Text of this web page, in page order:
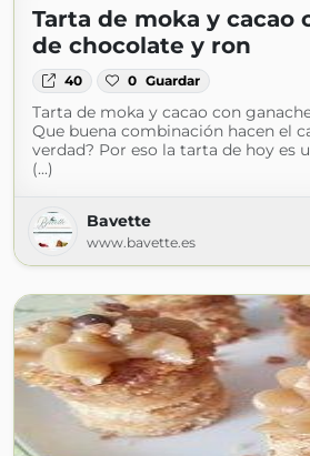
Tarta de moka y cacao
de chocolate y ron
40 0 Guardar
Tarta de moka y cacao con
Que buena combinación hacen el
verdad? Por eso la tarta de hoy es
(...)
Bavette
www.bavette.es